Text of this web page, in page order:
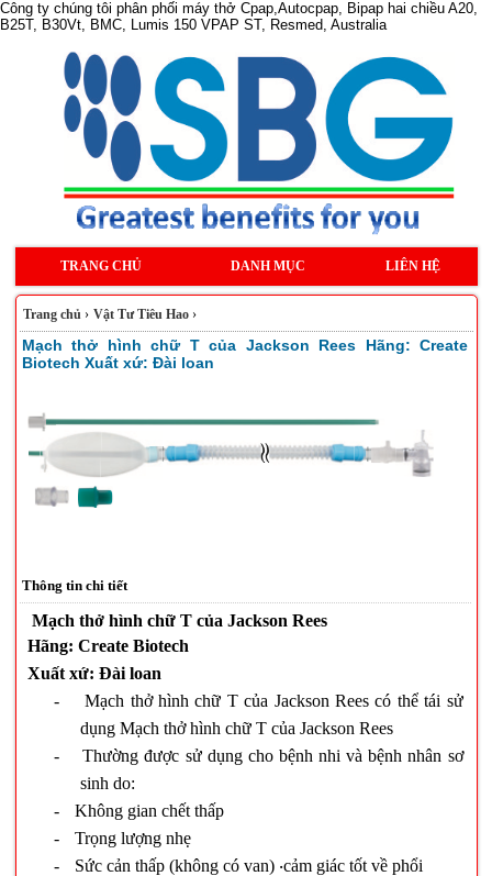
Công ty chúng tôi phân phối máy thở Cpap,Autocpap, Bipap hai chiều A20,
B25T, B30Vt, BMC, Lumis 150 VPAP ST, Resmed, Australia
TRANG CHỦ DANH MỤC LIÊN HỆ
Trang chủ› Vật Tư Tiêu Hao ›
Mạch thở hình chữ T của Jackson Rees Hãng: Create
Biotech Xuất xứ: Đài loan
Thông tin chi tiết
Mạch thở hình chữ T của Jackson Rees
Hãng: Create Biotech
Xuất xứ: Đài loan
-
Mạch thở hình chữ T của Jackson Rees có thể tái sử
dụng Mạch thở hình chữ T của Jackson Rees
-
Thường được sử dụng cho bệnh nhi và bệnh nhân sơ
sinh do:
-
Không gian chết thấp
-
Trọng lượng nhẹ
-
Sức cản thấp (không có van) ‧cảm giác tốt về phổi